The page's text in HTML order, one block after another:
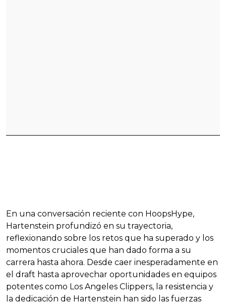
En una conversación reciente con HoopsHype,
Hartenstein profundizó en su trayectoria,
reflexionando sobre los retos que ha superado y los
momentos cruciales que han dado forma a su
carrera hasta ahora. Desde caer inesperadamente en
el draft hasta aprovechar oportunidades en equipos
potentes como Los Angeles Clippers, la resistencia y
la dedicación de Hartenstein han sido las fuerzas